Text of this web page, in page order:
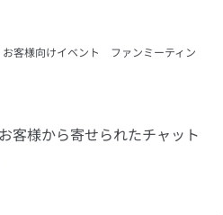
客様向けイベント　ファンミーティン
客様から寄せられたチャット